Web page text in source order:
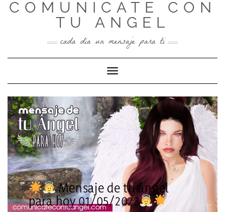
SkipCOMUNICATE CON
TU ANGEL
cada día un mensaje para ti
Toggle Navigation
Mensaje de tu ángel
para hoy 01/05/2023